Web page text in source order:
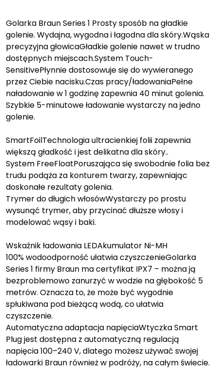
Golarka Braun Series 1 Prosty sposób na gładkie
golenie. Wydajna, wygodna i łagodna dla skóry.Wąska
precyzyjna głowicaGładkie golenie nawet w trudno
dostępnych miejscach.System Touch-
SensitivePłynnie dostosowuje się do wywieranego
przez Ciebie nacisku.Czas pracy/ładowaniaPełne
naładowanie w 1 godzinę zapewnia 40 minut golenia.
Szybkie 5-minutowe ładowanie wystarczy na jedno
golenie.
SmartFoilTechnologia ultracienkiej folii zapewnia
większą gładkość i jest delikatna dla skóry..
System FreeFloatPoruszająca się swobodnie folia bez
trudu podąża za konturem twarzy, zapewniając
doskonałe rezultaty golenia.
Trymer do długich włosówWystarczy po prostu
wysunąć trymer, aby przycinać dłuższe włosy i
modelować wąsy i baki.
Wskaźnik ładowania LEDAkumulator Ni-MH
100% wodoodporność ułatwia czyszczenieGolarka
Series 1 firmy Braun ma certyfikat IPX7 – można ją
bezproblemowo zanurzyć w wodzie na głębokość 5
metrów. Oznacza to, że może być wygodnie
spłukiwana pod bieżącą wodą, co ułatwia
czyszczenie.
Automatyczna adaptacja napięciaWtyczka Smart
Plug jest dostępna z automatyczną regulacją
napięcia 100–240 V, dlatego możesz używać swojej
ładowarki Braun również w podróży, na całym świecie.